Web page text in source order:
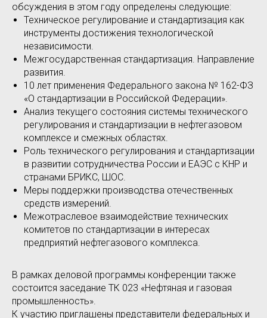
обсуждения в этом году определены следующие:
Техническое регулирование и стандартизация как
инструменты достижения технологической
независимости.
Межгосударственная стандартизация. Направление
развития.
10 лет применения Федерального закона № 162-ФЗ
«О стандартизации в Российской Федерации».
Анализ текущего состояния системы технического
регулирования и стандартизации в нефтегазовом
комплексе и смежных областях.
Роль технического регулирования и стандартизации
в развитии сотрудничества России и ЕАЭС с КНР и
странами БРИКС, ШОС.
Меры поддержки производства отечественных
средств измерений.
Межотраслевое взаимодействие технических
комитетов по стандартизации в интересах
предприятий нефтегазового комплекса.
В рамках деловой программы конференции также
состоится заседание ТК 023 «Нефтяная и газовая
промышленность».
К участию приглашены представители федеральных и